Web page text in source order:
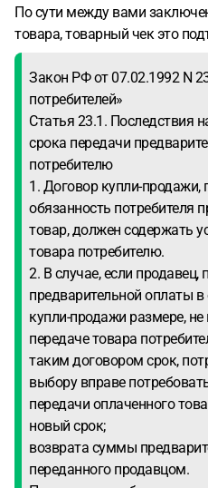
По сути между вами
товара, товарный чек это
Закон РФ от 07.02.1992 N
потребителей»
Статья 23.1. Последствия
срока передачи
потребителю
1. Договор купли-
обязанность потребителя
товар, должен содержать
товара потребителю.
2. В случае, если
предварительной оплаты
купли-продажи размере,
передаче товара
таким договором срок,
выбору вправе
передачи оплаченного
новый срок;
возврата суммы
переданного продавцом.